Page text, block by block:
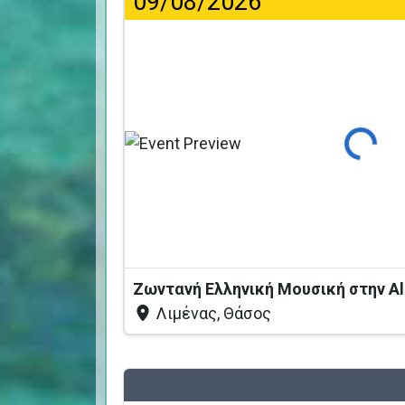
Φόρτωση...
Ζωντανή Ελληνική Μουσική στην
Λιμένας, Θάσος